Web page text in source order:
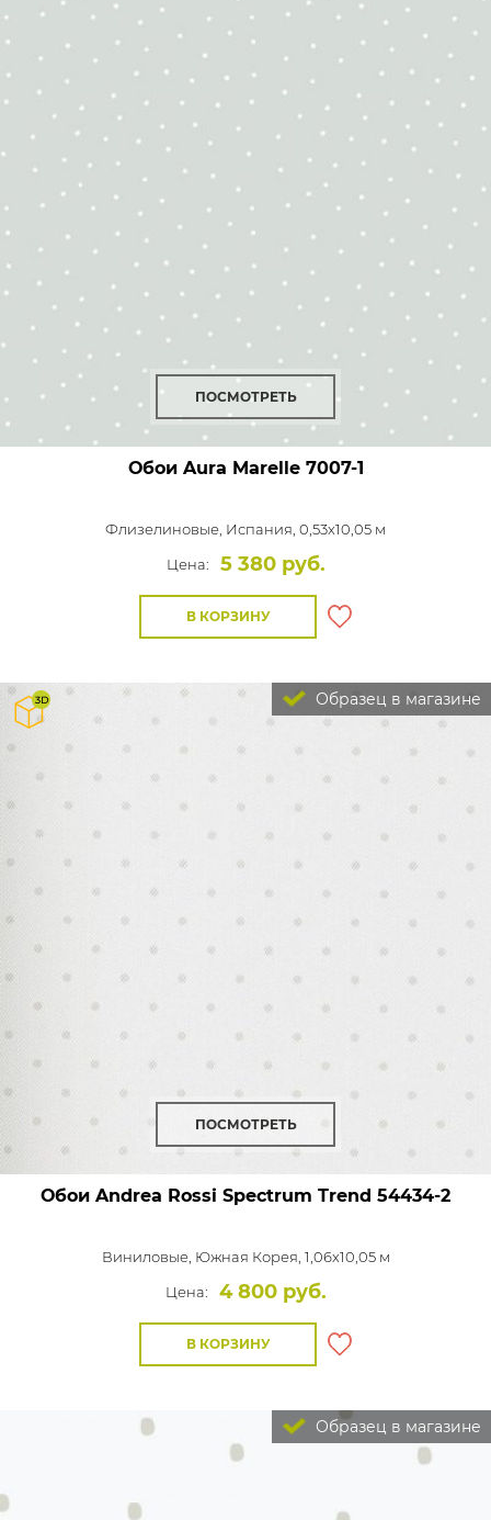
ПОСМОТРЕТЬ
Обои Aura Marelle7007-1
Флизелиновые, Испания, 0,53x10,05 м
Цена:
5 380 руб.
В КОРЗИНУ
Образец в магазине
ПОСМОТРЕТЬ
Обои Andrea Rossi Spectrum Trend 54434-2
Виниловые, Южная Корея, 1,06x10,05 м
Цена:
4 800 руб.
В КОРЗИНУ
Образец в магазине